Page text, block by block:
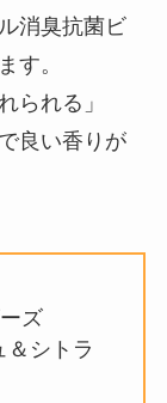
はドンキで買
天など販売店
消臭抗菌ビ
す。
られる」
良い香りが
ズ
＆シトラ